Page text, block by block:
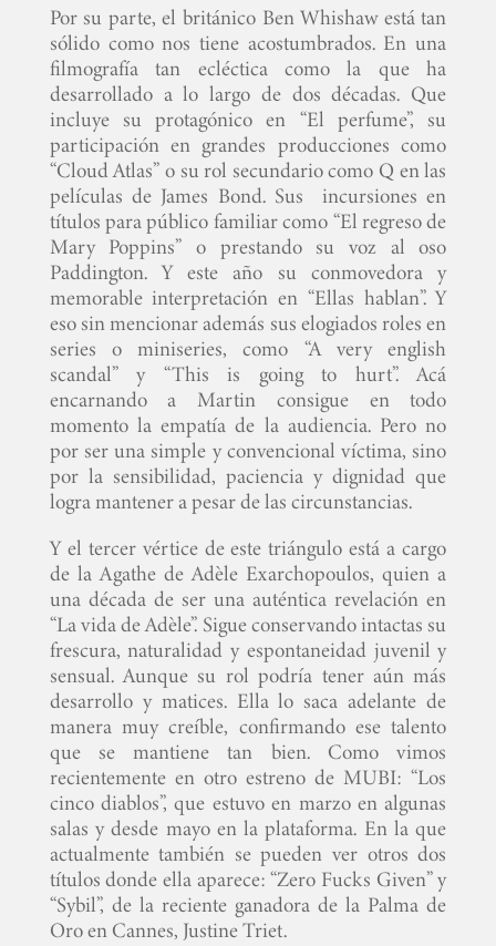
Por su parte, el británico Ben Whishaw está tan
sólido como nos tiene acostumbrados. En una
filmografía tan ecléctica como la que ha
desarrollado a lo largo de dos décadas. Que
incluye su protagónico en “El perfume”, su
participación en grandes producciones como
“Cloud Atlas” o su rol secundario como Q en las
películas de James Bond. Sus incursiones en
títulos para público familiar como “El regreso de
Mary Poppins” o prestando su voz al oso
Paddington. Y este año su conmovedora y
memorable interpretación en “Ellas hablan”. Y
eso sin mencionar además sus elogiados roles en
series o miniseries, como “A very english
scandal” y “This is going to hurt”. Acá
encarnando a Martin consigue en todo
momento la empatía de la audiencia. Pero no
por ser una simple y convencional víctima, sino
por la sensibilidad, paciencia y dignidad que
logra mantener a pesar de las circunstancias.
Y el tercer vértice de este triángulo está a cargo
de la Agathe de Adèle Exarchopoulos, quien a
una década de ser una auténtica revelación en
“La vida de Adèle”. Sigue conservando intactas su
frescura, naturalidad y espontaneidad juvenil y
sensual. Aunque su rol podría tener aún más
desarrollo y matices. Ella lo saca adelante de
manera muy creíble, confirmando ese talento
que se mantiene tan bien. Como vimos
recientemente en otro estreno de MUBI: “Los
cinco diablos”, que estuvo en marzo en algunas
salas y desde mayo en la plataforma. En la que
actualmente también se pueden ver otros dos
títulos donde ella aparece: “Zero Fucks Given” y
“Sybil”, de la reciente ganadora de la Palma de
Oro en Cannes, Justine Triet.